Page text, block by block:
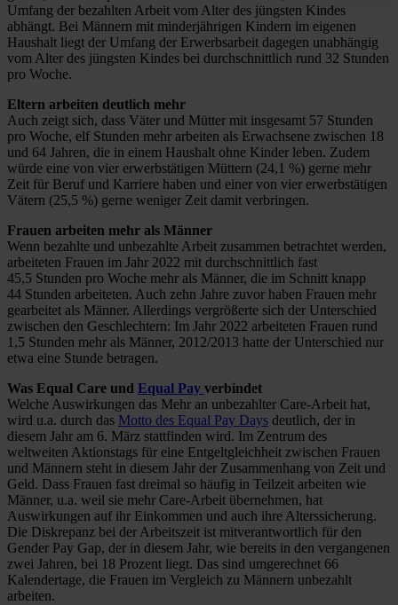
Umfang der bezahlten Arbeit vom Alter des jüngsten Kindes
abhängt. Bei Männern mit minderjährigen Kindern im eigenen
Haushalt liegt der Umfang der Erwerbsarbeit dagegen unabhängig
vom Alter des jüngsten Kindes bei durchschnittlich rund 32 Stunden
pro Woche.
Eltern arbeiten deutlich mehr
Auch zeigt sich, dass Väter und Mütter mit insgesamt 57 Stunden
pro Woche, elf Stunden mehr arbeiten als Erwachsene zwischen 18
und 64 Jahren, die in einem Haushalt ohne Kinder leben. Zudem
würde eine von vier erwerbstätigen Müttern (24,1 %) gerne mehr
Zeit für Beruf und Karriere haben und einer von vier erwerbstätigen
Vätern (25,5 %) gerne weniger Zeit damit verbringen.
Frauen arbeiten mehr als Männer
Wenn bezahlte und unbezahlte Arbeit zusammen betrachtet werden,
arbeiteten Frauen im Jahr 2022 mit durchschnittlich fast
45,5 Stunden pro Woche mehr als Männer, die im Schnitt knapp
44 Stunden arbeiteten. Auch zehn Jahre zuvor haben Frauen mehr
gearbeitet als Männer. Allerdings vergrößerte sich der Unterschied
zwischen den Geschlechtern: Im Jahr 2022 arbeiteten Frauen rund
1,5 Stunden mehr als Männer, 2012/2013 hatte der Unterschied nur
etwa eine Stunde betragen.
Was Equal Care und Equal Pay verbindet
Welche Auswirkungen das Mehr an unbezahlter Care-Arbeit hat,
wird u.a. durch das Motto des Equal Pay Days deutlich, der in
diesem Jahr am 6. März stattfinden wird. Im Zentrum des
weltweiten Aktionstags für eine Entgeltgleichheit zwischen Frauen
und Männern steht in diesem Jahr der Zusammenhang von Zeit und
Geld. Dass Frauen fast dreimal so häufig in Teilzeit arbeiten wie
Männer, u.a. weil sie mehr Care-Arbeit übernehmen, hat
Auswirkungen auf ihr Einkommen und auch ihre Alterssicherung.
Die Diskrepanz bei der Arbeitszeit ist mitverantwortlich für den
Gender Pay Gap, der in diesem Jahr, wie bereits in den vergangenen
zwei Jahren, bei 18 Prozent liegt. Das sind umgerechnet 66
Kalendertage, die Frauen im Vergleich zu Männern unbezahlt
arbeiten.